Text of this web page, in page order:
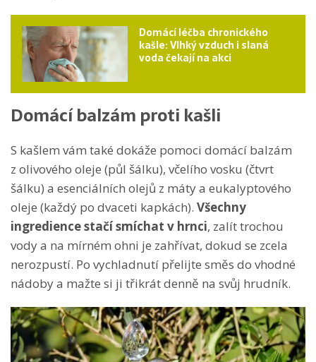
Domácí léčba chronického
kašle: Vlhký vzduch i slaná
voda čekají na akci
Domácí balzám proti kašli
S kašlem vám také dokáže pomoci domácí balzám
z olivového oleje (půl šálku), včelího vosku (čtvrt
šálku) a esenciálních olejů z máty a eukalyptového
oleje (každý po dvaceti kapkách). Všechny
ingredience stačí smíchat v hrnci, zalít trochou
vody a na mírném ohni je zahřívat, dokud se zcela
nerozpustí. Po vychladnutí přelijte směs do vhodné
nádoby a mažte si ji třikrát denně na svůj hrudník.